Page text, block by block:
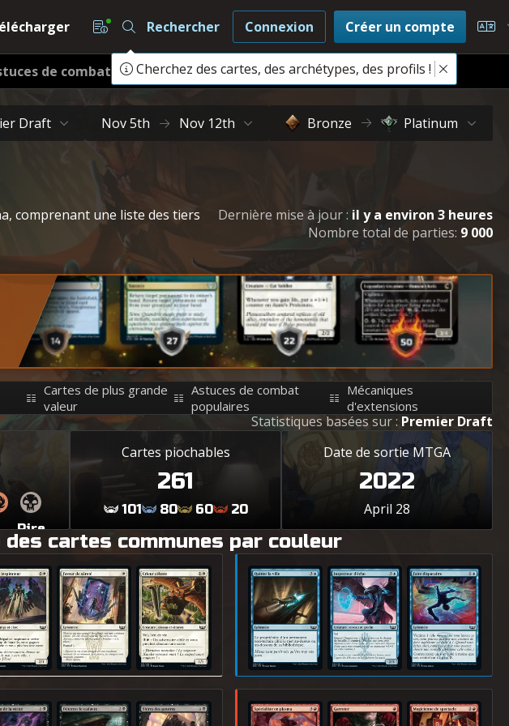
Rechercher
Cherchez des cartes, des archétypes, des profils !
Connexion Créer un compte
de combat Draftsmith
Draft Nov 5th Nov 12th Bronze Platinum
comprenant une liste des tiers
Dernière mise à jour : il y a environ 3 heures
Nombre total de parties: 9 000
Cartes de plus grande
valeur
Astuces de combat
populaires
Mécaniques
d'extensions
Statistiques basées sur : Premier Draft
Pire
Cartes piochables
261
101 80 60 20
Date de sortie MTGA
2022
April 28
des cartes communes par couleur
inspirateur Faveur de sûreté Crieur céleste Quitter la ville Inspecteur d'écho Faire disparaître
de la vérité Déterrer le cadavre Sbires des poutres Spécialiste en plasma Garroter Magicienne de spectacle